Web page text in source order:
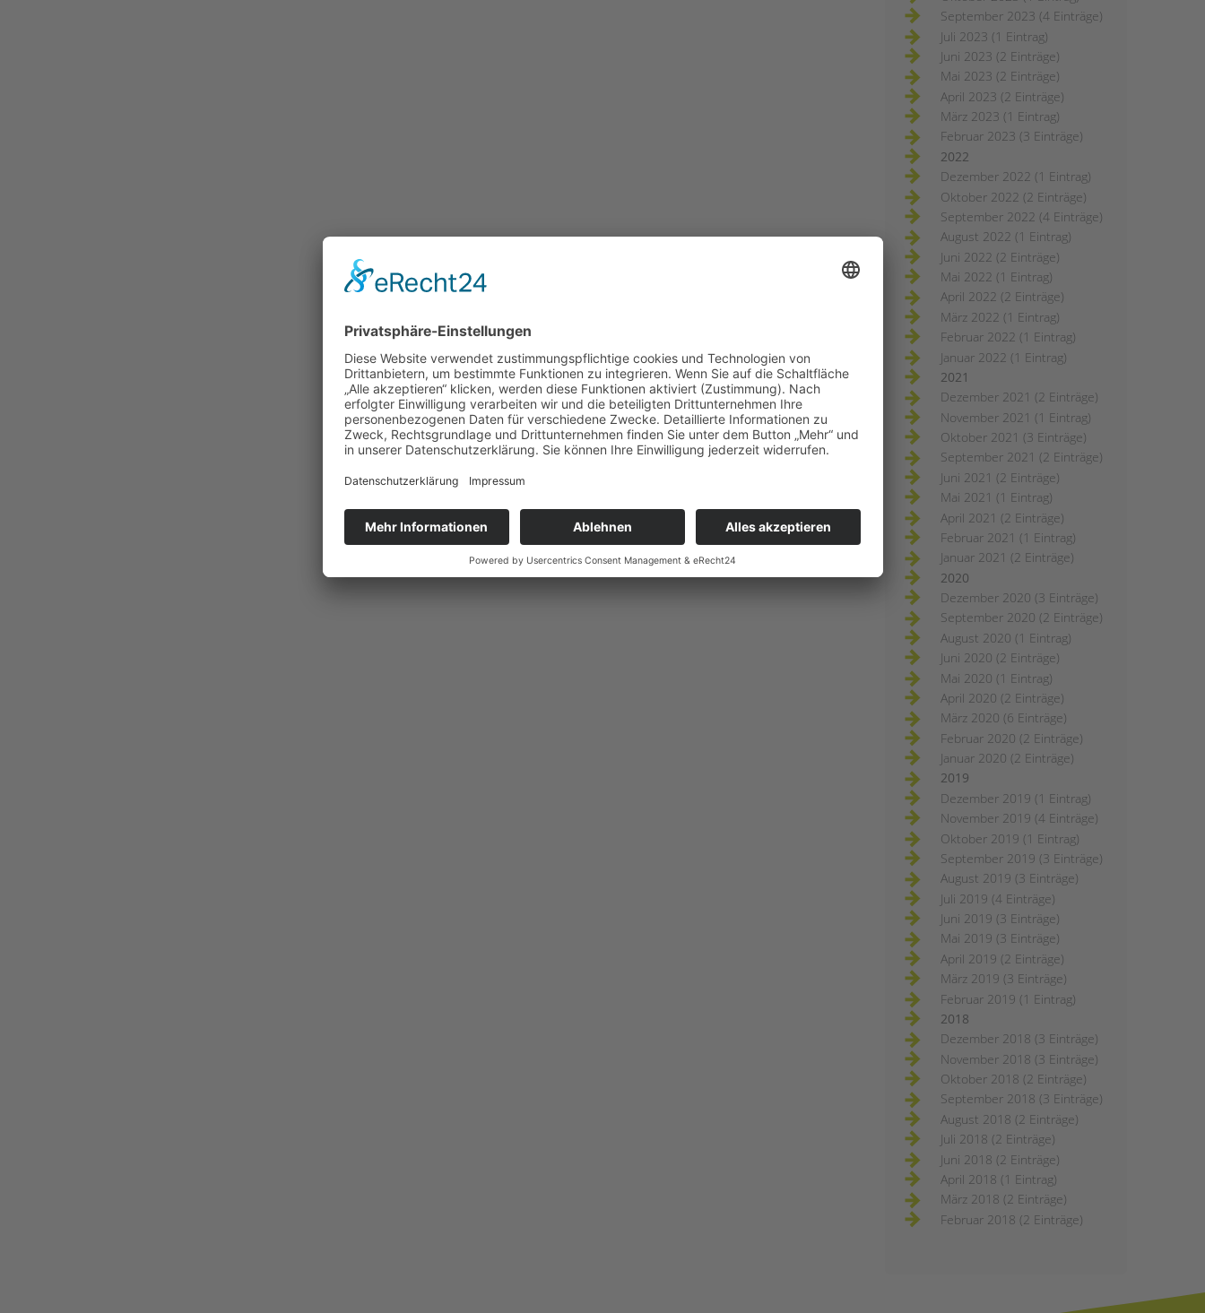
September 2023 (4 Einträge)
Juli 2023 (1 Eintrag)
Juni 2023 (2 Einträge)
Mai 2023 (2 Einträge)
April 2023 (2 Einträge)
März 2023 (1 Eintrag)
Februar 2023 (3 Einträge)
2022
Dezember 2022 (1 Eintrag)
Oktober 2022 (2 Einträge)
September 2022 (4 Einträge)
August 2022 (1 Eintrag)
Juni 2022 (2 Einträge)
Mai 2022 (1 Eintrag)
April 2022 (2 Einträge)
März 2022 (1 Eintrag)
Februar 2022 (1 Eintrag)
Januar 2022 (1 Eintrag)
2021
Dezember 2021 (2 Einträge)
November 2021 (1 Eintrag)
Oktober 2021 (3 Einträge)
September 2021 (2 Einträge)
Juni 2021 (2 Einträge)
Mai 2021 (1 Eintrag)
April 2021 (2 Einträge)
Februar 2021 (1 Eintrag)
Januar 2021 (2 Einträge)
2020
Dezember 2020 (3 Einträge)
September 2020 (2 Einträge)
August 2020 (1 Eintrag)
Juni 2020 (2 Einträge)
Mai 2020 (1 Eintrag)
April 2020 (2 Einträge)
März 2020 (6 Einträge)
Februar 2020 (2 Einträge)
Januar 2020 (2 Einträge)
2019
Dezember 2019 (1 Eintrag)
November 2019 (4 Einträge)
Oktober 2019 (1 Eintrag)
September 2019 (3 Einträge)
August 2019 (3 Einträge)
Juli 2019 (4 Einträge)
Juni 2019 (3 Einträge)
Mai 2019 (3 Einträge)
April 2019 (2 Einträge)
März 2019 (3 Einträge)
Februar 2019 (1 Eintrag)
2018
Dezember 2018 (3 Einträge)
November 2018 (3 Einträge)
Oktober 2018 (2 Einträge)
September 2018 (3 Einträge)
August 2018 (2 Einträge)
Juli 2018 (2 Einträge)
Juni 2018 (2 Einträge)
April 2018 (1 Eintrag)
März 2018 (2 Einträge)
Februar 2018 (2 Einträge)